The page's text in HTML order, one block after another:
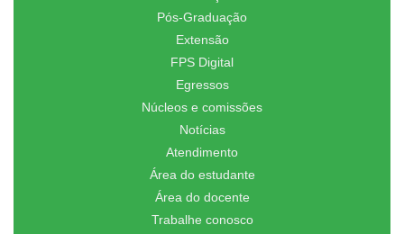
Pós-Graduação
Extensão
FPS Digital
Egressos
Núcleos e comissões
Notícias
Atendimento
Área do estudante
Área do docente
Trabalhe conosco